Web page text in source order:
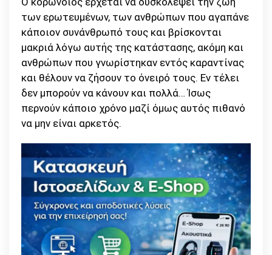
των ερωτευμένων, των ανθρώπων που αγαπάνε
κάποιον συνάνθρωπό τους και βρίσκονται
μακριά λόγω αυτής της κατάστασης, ακόμη και
ανθρώπων που γνωρίστηκαν εντός καραντίνας
και θέλουν να ζήσουν το όνειρό τους. Εν τέλει
δεν μπορούν να κάνουν και πολλά… Ίσως
περνούν κάποιο χρόνο μαζί όμως αυτός πιθανό
να μην είναι αρκετός.